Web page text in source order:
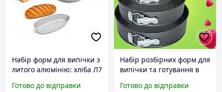
Набір форм для випічки з
литого алюмінію: хліба Л7
«Кам'янецька», піци та
Готово до відправки
Набір розбірних форм для
випічки та готування в
форми для випікання в
Готово до відправки